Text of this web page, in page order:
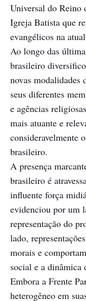
Universal do Reino
Igreja Batista que
evangélicos na
Ao longo das
brasileiro
novas modalidades
seus diferentes
e agências
mais atuante e
consideravelmente
brasileiro.
A presença
brasileiro é
influente força
evidenciou por um
representação do
lado,
morais e
social e a dinâmica
Embora a Frente
heterogêneo em